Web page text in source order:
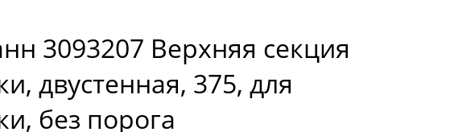
3093207 Верхняя секция
двустенная, 375, для
без порога